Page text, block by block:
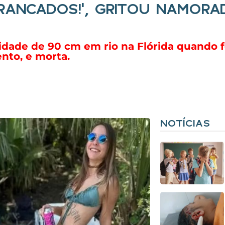
GRITOU
de 90 cm em rio na Flórida quando
e morta.
NOTÍCIAS